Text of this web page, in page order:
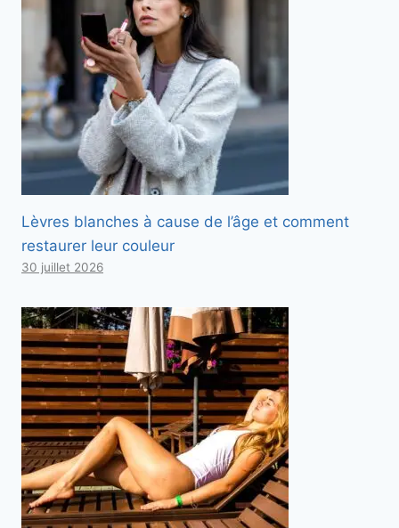
Lèvres blanches à cause de l’âge et comment
restaurer leur couleur
30 juillet 2026